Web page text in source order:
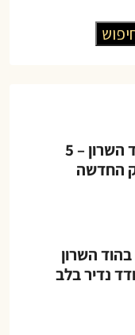
דירה למכירה בהוד השרון – 5
החדשה
השרון
נדיר בלב